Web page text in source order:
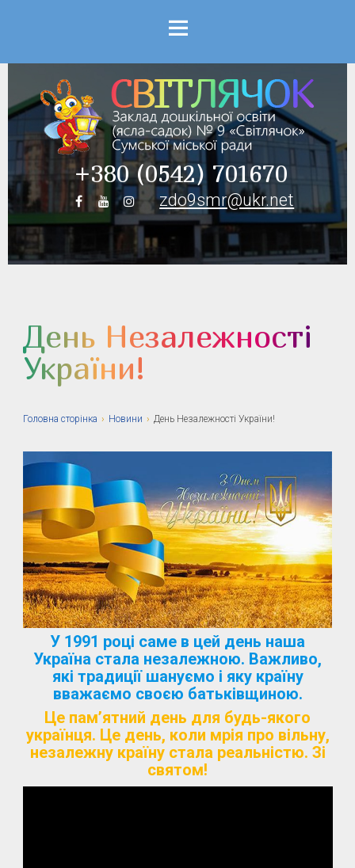
+380 (0542) 701670
zdo9smr@ukr.net
Menu
День Незалежності
України!
Головна сторiнка › Новини › День Незалежності України!
У 1991 році саме в цей день наша
Україна стала незалежною. Важливо,
які традиції шануємо і яку країну
вважаємо своєю батьківщиною.
Це пам’ятний день для будь-якого
українця. Це день, коли мрія про вільну,
незалежну країну стала реальністю. Зі
святом!